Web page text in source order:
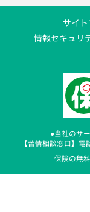
サイ
情報セキュリ
●当社のサ
【苦情相談窓口】
保険の無